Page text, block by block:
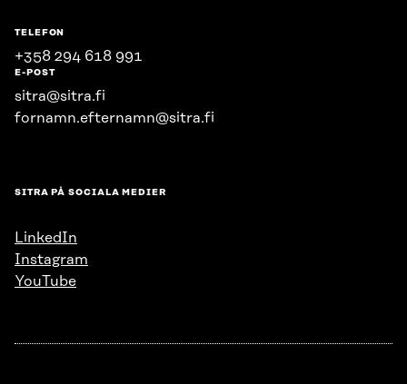
TELEFON
+358 294 618 991
E-POST
sitra@sitra.fi
fornamn.efternamn@sitra.fi
SITRA PÅ SOCIALA MEDIER
LinkedIn
Instagram
YouTube